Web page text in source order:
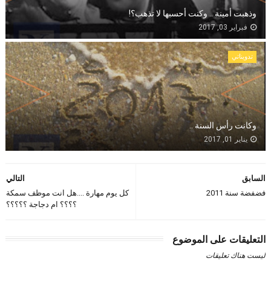
وذهبت أمينة .. وكنت أحسبها لا تذهب؟!
فبراير 03, 2017
تدويناتي
وكانت رأس السنة ..
يناير 01, 2017
التالي
كل يوم مهارة ....هل انت موظف سمكة
؟؟؟؟ ام دجاجة ؟؟؟؟؟
السابق
فضفضة سنة 2011
التعليقات على الموضوع
ليست هناك تعليقات